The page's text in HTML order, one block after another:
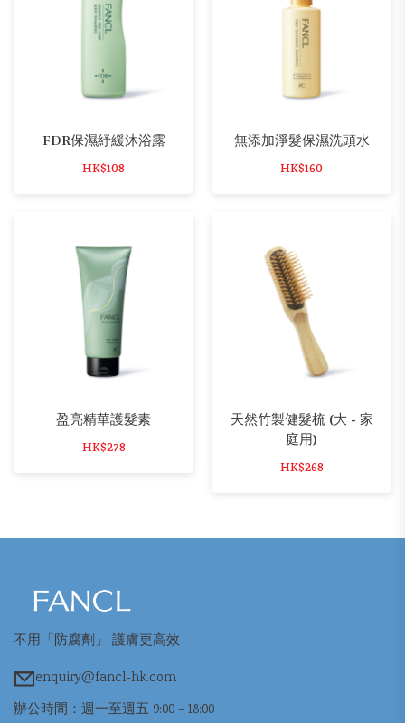
FDR保濕紓緩沐浴露
HK$108
無添加淨髮保濕洗頭水
HK$160
盈亮精華護髮素
HK$278
天然竹製健髮梳 (大 - 家
庭用)
HK$268
不用「防腐劑」 護膚更高效
enquiry@fancl-hk.com
辦公時間：週一至週五 9:00 – 18:00